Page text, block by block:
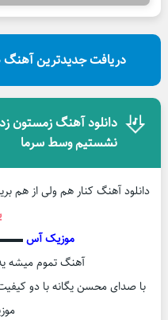
دریافت جدیدترین آهنگ
دانلود آهنگ زمستون
نشستیم وسط سرما
دانلود آهنگ کنار هم ولی از هم
موزیک آس
آهنگ تموم میشه